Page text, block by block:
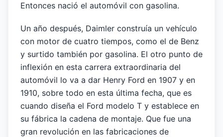
Entonces nació el automóvil con gasolina.
Un año después, Daimler construía un vehículo
con motor de cuatro tiempos, como el de Benz
y surtido también por gasolina. El otro punto de
inflexión en esta carrera extraordinaria del
automóvil lo va a dar Henry Ford en 1907 y en
1910, sobre todo en esta última fecha, que es
cuando diseña el Ford modelo T y establece en
su fábrica la cadena de montaje. Que fue una
gran revolución en las fabricaciones de